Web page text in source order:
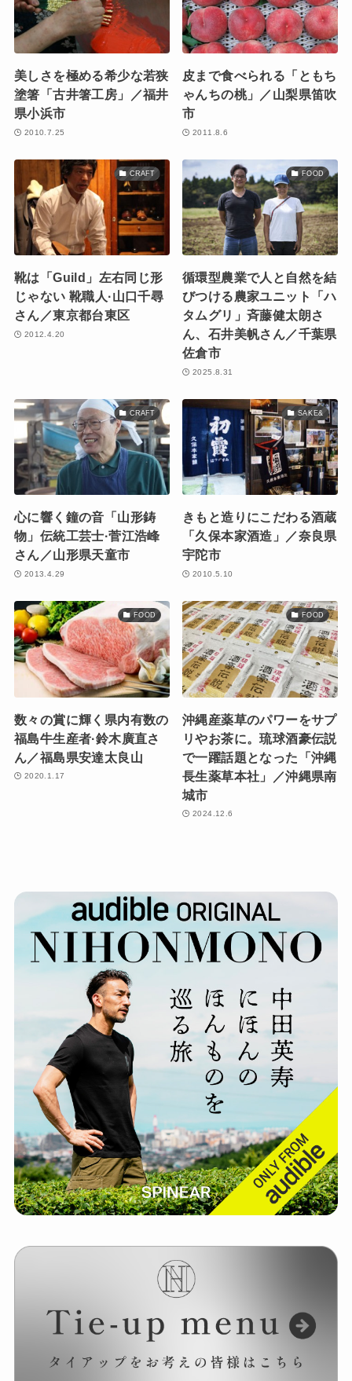
美しさを極める希少な若狭
塗箸「古井箸工房」／福井
県小浜市
2010.7.25
皮まで食べられる「ともち
ゃんちの桃」／山梨県笛吹
市
2011.8.6
CRAFT
靴は「Guild」左右同じ形
じゃない 靴職人·山口千尋
さん／東京都台東区
2012.4.20
FOOD
循環型農業で人と自然を結
びつける農家ユニット「ハ
タムグリ」斉藤健太朗さ
ん、石井美帆さん／千葉県
佐倉市
2025.8.31
CRAFT
心に響く鐘の音「山形鋳
物」伝統工芸士·菅江浩峰
さん／山形県天童市
2013.4.29
SAKE&
きもと造りにこだわる酒蔵
「久保本家酒造」／奈良県
宇陀市
2010.5.10
FOOD
数々の賞に輝く県内有数の
福島牛生産者·鈴木廣直さ
ん／福島県安達太良山
2020.1.17
FOOD
沖縄産薬草のパワーをサプ
リやお茶に。琉球酒豪伝説
で一躍話題となった「沖縄
長生薬草本社」／沖縄県南
城市
2024.12.6